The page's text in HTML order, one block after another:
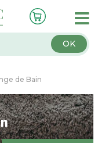
OK
de Bain